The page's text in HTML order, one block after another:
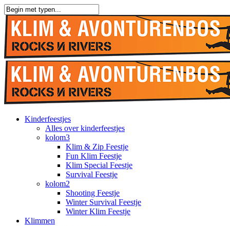
Overslaan
naar
hoofdinhoud
Sluiten
Zoeken
Menu
Kinderfeestjes
Alles over kinderfeestjes
kolom3
Klim & Zip Feestje
Fun Klim Feestje
Klim Special Feestje
Survival Feestje
kolom2
Shooting Feestje
Winter Survival Feestje
Winter Klim Feestje
Klimmen